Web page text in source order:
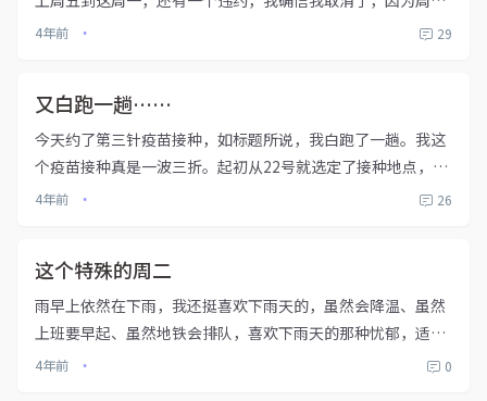
我没法打疫苗，可是却是违约记录……
4年前 • 29
又白跑一趟……
今天约了第三针疫苗接种，如标题所说，我白跑了一趟。我这
个疫苗接种真是一波三折。起初从22号就选定了接种地点，这
一天正好是第二针接种半年后，约了公司附近的科兴科学园临
4年前 • 26
这个特殊的周二
雨早上依然在下雨，我还挺喜欢下雨天的，虽然会降温、虽然
上班要早起、虽然地铁会排队，喜欢下雨天的那种忧郁，适合
听歌也适合回忆。想念中学时候的雨，那时的雨淋着不寒，有
4年前 • 0